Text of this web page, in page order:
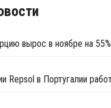
вырос в ноябре на 55%